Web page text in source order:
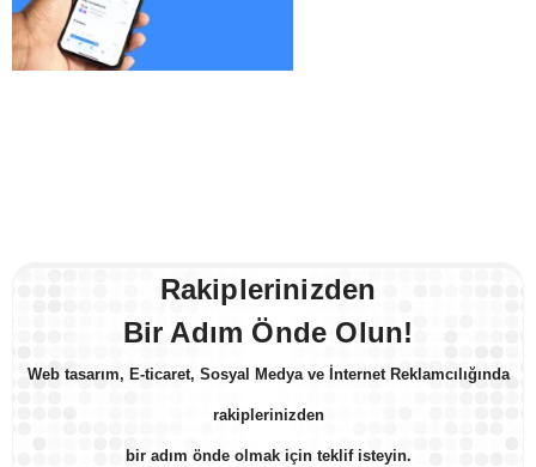
Rakiplerinizden
Bir Adım Önde Olun!
Web tasarım, E-ticaret, Sosyal Medya ve İnternet Reklamcılığında
rakiplerinizden
bir adım önde olmak için teklif isteyin.